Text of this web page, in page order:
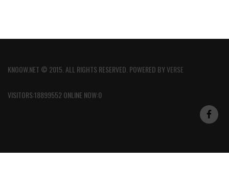
KNOOW.NET © 2015. ALL RIGHTS RESERVED. POWERED BYVERSE
VISITORS:18899552 ONLINE NOW:0